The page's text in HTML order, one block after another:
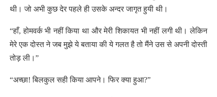
थी। जो अभी कुछ देर पहले ही उसके अन्दर जागृत हुयी थी।
“हाँ, होमवर्क भी नहीं किया था और मेरी शिकायत भी नहीं लगी थी। लेकिन
मेरे एक दोस्त ने जब मुझे ये बताया की ये गलत है तो मैंने उस से अपनी दोस्ती
तोड़ ली।”
“अच्छा! बिलकुल सही किया आपने। फिर क्या हुआ?”